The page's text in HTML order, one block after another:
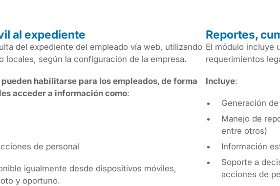
al expediente
del expediente del empleado vía web, utilizando
locales, según la configuración de la empresa.
habilitarse para los empleados, de forma
acceder a información como:
de personal
igualmente desde dispositivos móviles,
y oportuno.
Reportes,
El módulo incluye
requerimientos
Incluye:
Generación
Manejo de
entre otros)
Información
Soporte a
acciones de